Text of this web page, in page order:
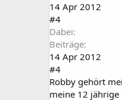
14 Apr 2012
#4
Dabei
Beiträge
14 Apr 2012
#4
Robby gehört
meine 12